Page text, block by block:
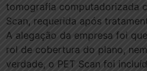
tomografia computadorizada
Scan, requerida após
A alegação da empresa foi
rol de cobertura do plano,
verdade, o PET Scan foi